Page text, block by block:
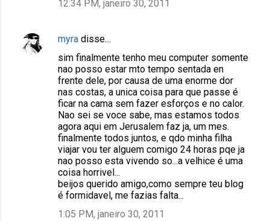
12:34 PM, janeiro 30, 2011
myra disse…
sim finalmente tenho meu computer somente
nao posso estar mto tempo sentada en
frente dele, por causa de uma enorme dor
nas costas, a unica coisa para que passe é
ficar na cama sem fazer esforços e no calor.
Nao sei se voce sabe, mas estamos todos
agora aqui em Jerusalem faz ja, um mes.
finalmente todos juntos, e qdo minha filha
viajar vou ter alguem comigo 24 horas pqe ja
nao posso esta vivendo so...a velhice é uma
coisa horrivel...
beijos querido amigo,como sempre teu blog
é formidavel, me fazias falta...
1:05 PM, janeiro 30, 2011